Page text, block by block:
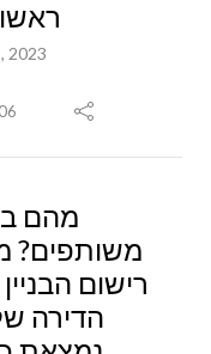
2023
מהם
משותפים?
רישום
הדירה